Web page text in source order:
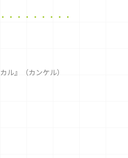
』（カンケル）